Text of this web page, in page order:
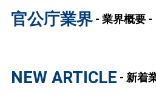
官公庁業界 - 業界概要 -
NEW ARTICLE - 新着